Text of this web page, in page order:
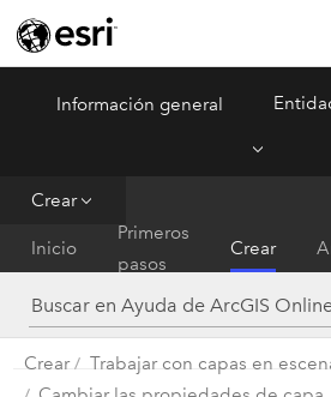
ArcGIS Online
Información general
Crear
Inicio
Primeros
pasos
Crear
Crear
Trabajar con capas en